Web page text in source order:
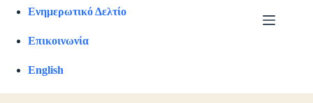
Ενημερωτικό Δελτίο
Επικοινωνία
English